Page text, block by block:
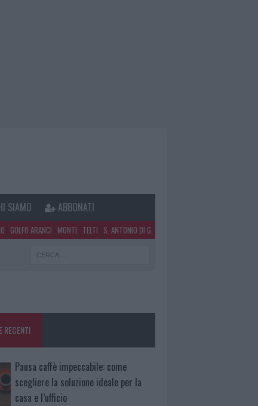
SIAMO ABBONATI
GOLFO ARANCI MONTI TELTI S. ANTONIO DI G.
RECENTI
Pausa caffè impeccabile: come
scegliere la soluzione ideale per la
casa e l’ufficio